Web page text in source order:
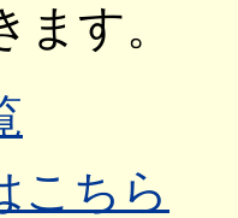
ます。
こちら